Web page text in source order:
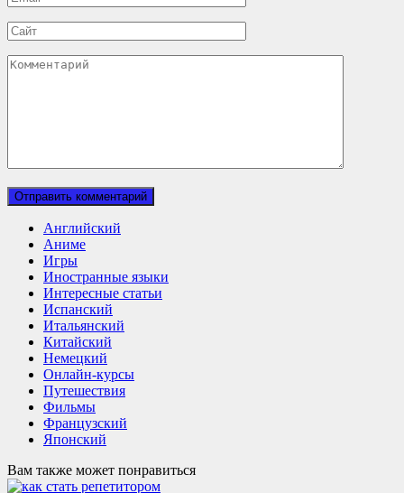
*
Сайт
Комментарий
Английский
Аниме
Игры
Иностранные языки
Интересные статьи
Испанский
Итальянский
Китайский
Немецкий
Онлайн-курсы
Путешествия
Фильмы
Французский
Японский
Вам также может понравиться